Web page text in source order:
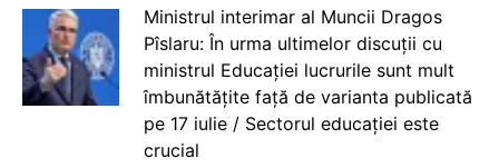
Ministrul interimar al Muncii Dragos
Pîslaru: În urma ultimelor discuții cu
ministrul Educației lucrurile sunt mult
îmbunătățite față de varianta publicată
pe 17 iulie / Sectorul educației este
crucial